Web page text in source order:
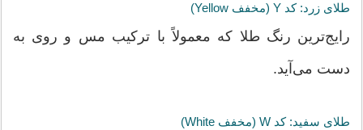
طلای زرد: کد Y (مخفف Yellow)
رایج‌ترین رنگ طلا که معمولاً با ترکیب مس و روی به
دست می‌آید.
طلای سفید: کد W (مخفف White)